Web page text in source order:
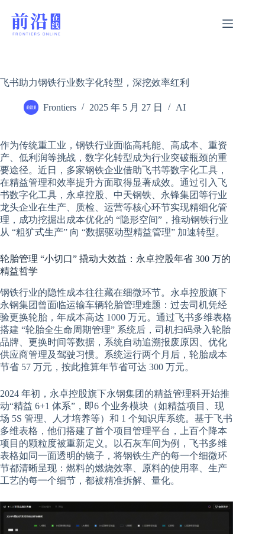
飞书助力钢铁行业数字化转型，深挖效率红利
Frontiers 2025 年 5 月 27 日 AI
作为传统重工业，钢铁行业面临高耗能、高成本、重资
产、低利润等挑战，数字化转型成为行业突破瓶颈的重
要途径。近日，多家钢铁企业借助飞书等数字化工具，
在精益管理和效率提升方面取得显著成效。通过引入飞
书数字化工具，永卓控股、中天钢铁、永锋集团等行业
龙头企业在生产、质检、运营等核心环节实现精细化管
理，成功挖掘出成本优化的 “隐形空间”，推动钢铁行业
从 “粗犷式生产” 向 “数据驱动型精益管理” 加速转型。
轮胎管理 “小切口” 撬动大效益：永卓控股年省 300 万的
精益哲学
钢铁行业的隐性成本往往藏在细微环节。永卓控股旗下
永钢集团曾面临运输车辆轮胎管理难题：过去司机凭经
验更换轮胎，年成本高达 1000 万元。通过飞书多维表格
搭建 “轮胎全生命周期管理” 系统后，司机扫码录入轮胎
品牌、更换时间等数据，系统自动追溯报废原因、优化
供应商管理及驾驶习惯。系统运行两个月后，轮胎成本
节省 57 万元，按此推算年节省可达 300 万元。
2024 年初，永卓控股旗下永钢集团的精益管理科开始推
动“精益 6+1 体系”，即6 个业务模块（如精益项目、现
场 5S 管理、人才培养等）和 1 个知识库系统。基于飞书
多维表格，他们搭建了首个项目管理平台，上百个降本
项目的颗粒度被重新定义。以石灰车间为例，飞书多维
表格如同一面透明的镜子，将钢铁生产的每一个细微环
节都清晰呈现：燃料的燃烧效率、原料的使用率、生产
工艺的每一个细节，都被精准拆解、量化。